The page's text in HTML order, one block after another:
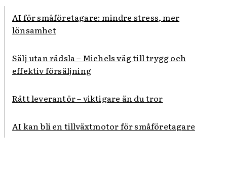
AI för småföretagare: mindre stress, mer
lönsamhet
Sälj utan rädsla – Michels väg till trygg och
effektiv försäljning
Rätt leverantör – viktigare än du tror
AI kan bli en tillväxtmotor för småföretagare